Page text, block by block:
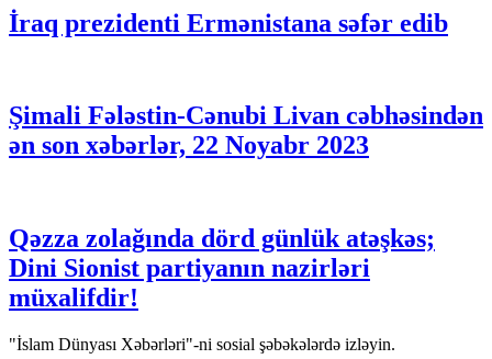
İraq prezidenti Ermənistana səfər edib
Şimali Fələstin-Cənubi Livan cəbhəsindən
ən son xəbərlər, 22 Noyabr 2023
Qəzza zolağında dörd günlük atəşkəs;
Dini Sionist partiyanın nazirləri
müxalifdir!
"İslam Dünyası Xəbərləri"-ni sosial şəbəkələrdə izləyin.